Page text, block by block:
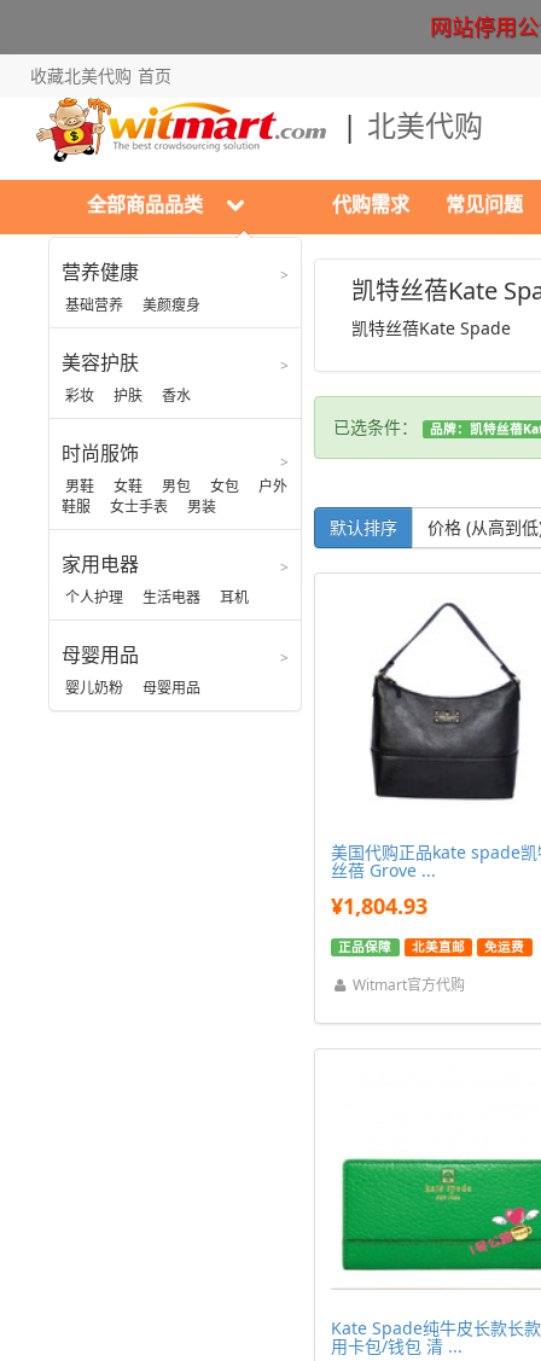
网站停用
收藏北美代购 首页
北美代购
全部商品品类
营养健康
基础营养 美颜瘦身
美容护肤
彩妆 护肤 香水
时尚服饰
男鞋 女鞋 男包 女包
户外
鞋服
女士手表 男装
家用电器
个人护理 生活电器 耳机
母婴用品
婴儿奶粉 母婴用品
代购需求 常见问题
时尚服饰
男鞋
女鞋
男包
女包
户外鞋服
女士手表
凯特丝蓓Kate
凯特丝蓓Kate Spade
已选条件： 品牌：凯特丝蓓
默认排序 价格 (从高到
美国代购正品kate spade凯
丝蓓 Grove ...
¥1,804.93
正品保障 北美直邮 免运费
Witmart官方代购
Kate Spade纯牛皮长款长
用卡包/钱包 清 ...